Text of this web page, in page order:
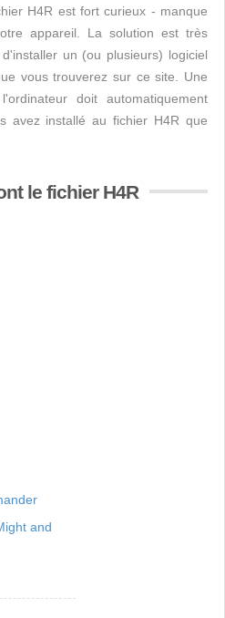
H4R est fort curieux - manque
appareil. La solution est très
un (ou plusieurs) logiciel
vous trouverez sur ce site. Une
doit automatiquement
avez installé au fichier H4R que
le fichier H4R
and